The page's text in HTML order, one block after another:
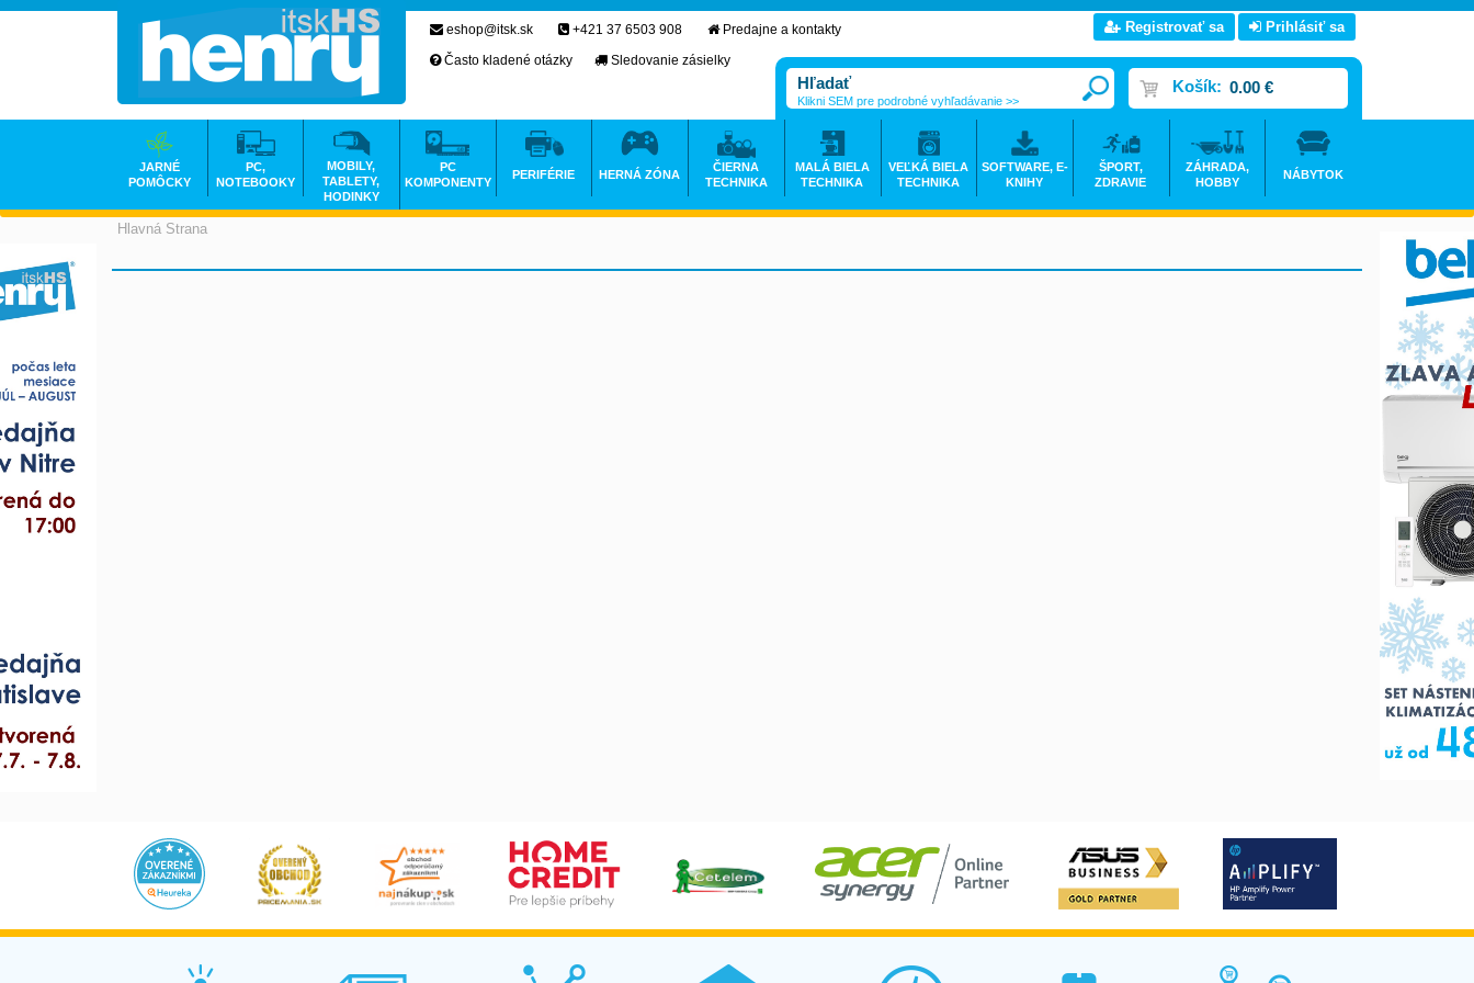
Hlavná Strana
eshop@itsk.sk +421 37 6503 908
Predajne a kontakty
Často kladené otázky
Sledovanie zásielky
Registrovať sa Prihlásiť sa
Košík: 0.00 €
Klikni SEM pre podrobné vyhľadávanie >>
JARNÉ
POMÔCKY
PC,
NOTEBOOKY
MOBILY,
TABLETY,
HODINKY
PC
KOMPONENTY
PERIFÉRIE HERNÁ ZÓNA
ČIERNA
TECHNIKA
MALÁ BIELA
TECHNIKA
VEĽKÁ BIELA
TECHNIKA
SOFTWARE, E-
KNIHY
ŠPORT,
ZDRAVIE
ZÁHRADA,
HOBBY
NÁBYTOK